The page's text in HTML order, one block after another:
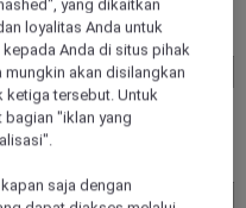
yang dikaitkan
loyalitas Anda untuk
Anda di situs pihak
mungkin akan disilangkan
ketiga tersebut. Untuk
bagian "iklan yang
saja dengan